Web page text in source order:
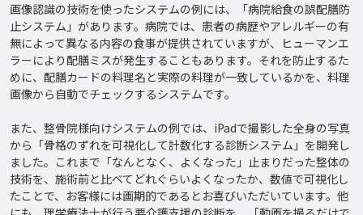
画像認識の技術を使ったシステムの例には、「病院給食の誤配膳防
止システム」があります。病院では、患者の病歴やアレルギーの有
無によって異なる内容の食事が提供されていますが、ヒューマンエ
ラーにより配膳ミスが発生することもあります。それを防止するた
めに、配膳カードの料理名と実際の料理が一致しているかを、料理
画像から自動でチェックするシステムです。
また、整骨院様向けシステムの例では、iPadで撮影した全身の写真
から「骨格のずれを可視化して計数化する診断システム」を開発し
ました。これまで「なんとなく、よくなった」止まりだった整体の
技術を、施術前と比べてどれぐらいよくなったか、数値で可視化し
たことで、お客様には画期的であるとお喜びいただいています。他